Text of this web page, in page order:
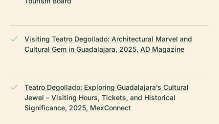
Visiting Teatro Degollado: Architectural Marvel and
Cultural Gem in Guadalajara, 2025, AD Magazine
Teatro Degollado: Exploring Guadalajara’s Cultural
Jewel – Visiting Hours, Tickets, and Historical
Significance, 2025, MexConnect